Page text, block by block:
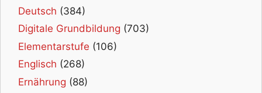
Deutsch (384)
Digitale Grundbildung (703)
Elementarstufe (106)
Englisch (268)
Ernährung (88)